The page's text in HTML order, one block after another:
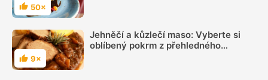
Hodnocení
50×
Hodnocení
9×
Jehněčí a kůzlečí maso: Vyberte si
oblíbený pokrm z přehledného